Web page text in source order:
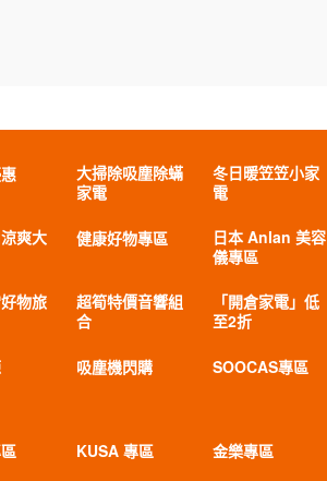
大掃除吸塵除蟎
家電
冬日暖笠笠小家
電
爽大
健康好物專區
日本 Anlan 美容
儀專區
好物旅
超筍特價音響組
合
「開倉家電」低
至2折
吸塵機閃購 SOOCAS專區
KUSA 專區 金樂專區